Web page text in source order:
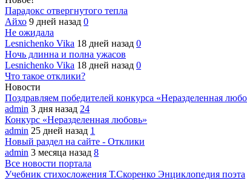
Парадокс отвергнутого тепла
Айхо 9 дней назад 0
Не ожидала
Lesnichenko Vika 18 дней назад 0
Ночь длинна и полна ужасов
Lesnichenko Vika 18 дней назад 0
Что такое отклики?
Новости
Поздравляем победителей конкурса «Неразделенная
admin 3 дня назад 24
Конкурс «Неразделенная любовь»
admin 25 дней назад 1
Новый раздел на сайте - Отклики
admin 3 месяца назад 8
Все новости портала
Учебник стихосложения Т.Скоренко Энциклопедия поэта